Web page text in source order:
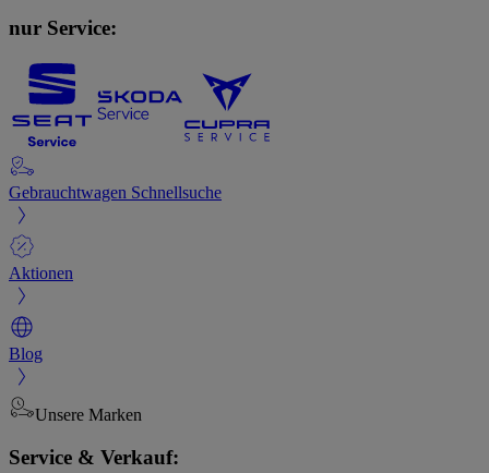
nur Service:
Gebrauchtwagen Schnellsuche
Aktionen
Blog
Unsere Marken
Service & Verkauf: